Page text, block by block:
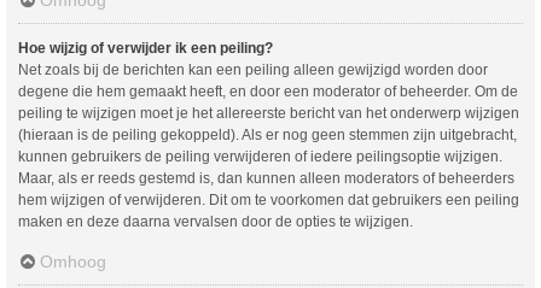
Hoe wijzig of verwijder ik een peiling?
Net zoals bij de berichten kan een peiling alleen gewijzigd worden door
degene die hem gemaakt heeft, en door een moderator of beheerder. Om de
peiling te wijzigen moet je het allereerste bericht van het onderwerp wijzigen
(hieraan is de peiling gekoppeld). Als er nog geen stemmen zijn uitgebracht,
kunnen gebruikers de peiling verwijderen of iedere peilingsoptie wijzigen.
Maar, als er reeds gestemd is, dan kunnen alleen moderators of beheerders
hem wijzigen of verwijderen. Dit om te voorkomen dat gebruikers een peiling
maken en deze daarna vervalsen door de opties te wijzigen.
Omhoog